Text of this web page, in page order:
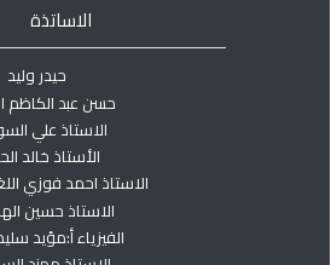
الاساتذة
حيدر وليد
حسن عبد الكاظم
الاستاذ علي
الأستاذ خالد
الاستاذ احمد فوزي اللغة
الاستاذ حسين
الفيزياء أ:مؤيد سليم